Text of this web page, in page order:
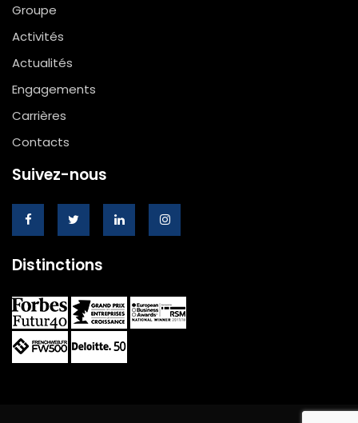
Groupe
Activités
Actualités
Engagements
Carrières
Contacts
Suivez-nous
Distinctions